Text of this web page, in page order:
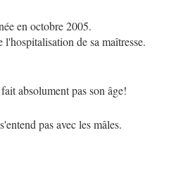
en octobre 2005.
de sa maîtresse.
absolument pas son âge!
pas avec les mâles.